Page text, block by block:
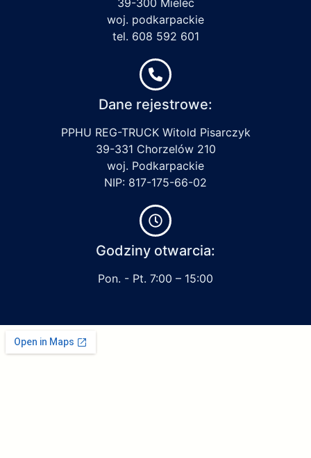
woj. podkarpackie
tel. 608 592 601
Dane rejestrowe:
PPHU REG-TRUCK Witold Pisarczyk
39-331 Chorzelów 210
woj. Podkarpackie
NIP: 817-175-66-02
Godziny otwarcia:
Pon. - Pt. 7:00 – 15:00